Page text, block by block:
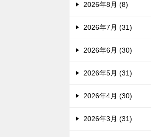
2026年8月 (8)
2026年7月 (31)
2026年6月 (30)
2026年5月 (31)
2026年4月 (30)
2026年3月 (31)